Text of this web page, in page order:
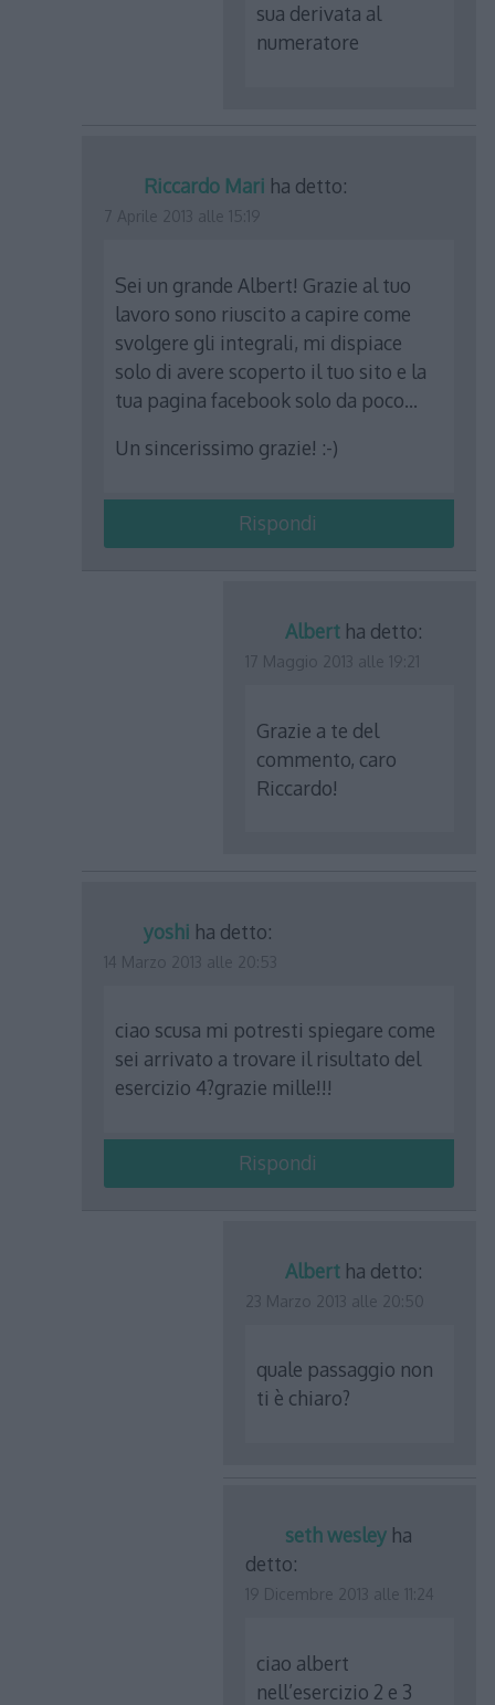
sua derivata al
numeratore
Riccardo Mari ha detto:
Sei un grande Albert! Grazie al tuo
lavoro sono riuscito a capire come
svolgere gli integrali, mi dispiace
solo di avere scoperto il tuo sito e la
tua pagina facebook solo da poco…
Un sincerissimo grazie! :-)
Rispondi
Albert ha detto:
Grazie a te del
commento, caro
Riccardo!
yoshi ha detto:
ciao scusa mi potresti spiegare come
sei arrivato a trovare il risultato del
esercizio 4?grazie mille!!!
Rispondi
Albert ha detto:
quale passaggio non
ti è chiaro?
seth wesley ha
detto:
ciao albert
nell’esercizio 2 e 3